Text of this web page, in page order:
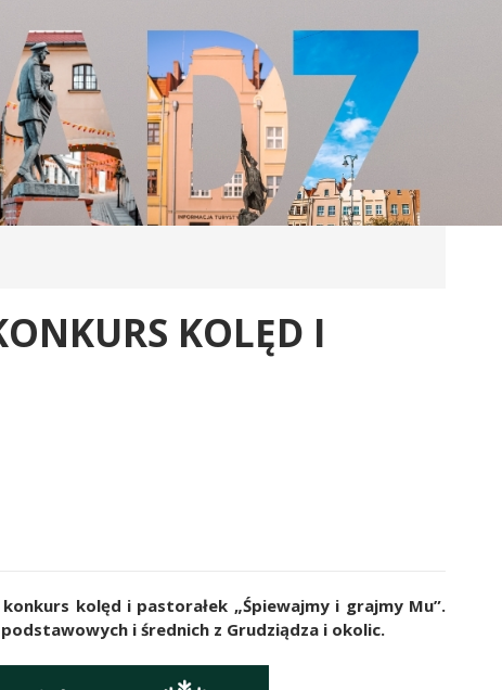
KOLĘD I
kolęd i pastorałek „Śpiewajmy i grajmy Mu”.
i średnich z Grudziądza i okolic.